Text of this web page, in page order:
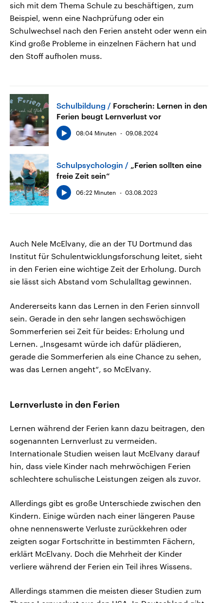
sich mit dem Thema Schule zu beschäftigen, zum
Beispiel, wenn eine Nachprüfung oder ein
Schulwechsel nach den Ferien ansteht oder wenn ein
Kind große Probleme in einzelnen Fächern hat und
den Stoff aufholen muss.
Schulbildung
Forscherin: Lernen in den
Ferien beugt Lernverlust vor
08:04 Minuten 09.08.2024
Schulpsychologin
„Ferien sollten eine
freie Zeit sein“
06:22 Minuten 03.08.2023
Auch Nele McElvany, die an der TU Dortmund das
Institut für Schulentwicklungsforschung leitet, sieht
in den Ferien eine wichtige Zeit der Erholung. Durch
sie lässt sich Abstand vom Schulalltag gewinnen.
Andererseits kann das Lernen in den Ferien sinnvoll
sein. Gerade in den sehr langen sechswöchigen
Sommerferien sei Zeit für beides: Erholung und
Lernen. „Insgesamt würde ich dafür plädieren,
gerade die Sommerferien als eine Chance zu sehen,
was das Lernen angeht“, so McElvany.
Lernverluste in den Ferien
Lernen während der Ferien kann dazu beitragen, den
sogenannten Lernverlust zu vermeiden.
Internationale Studien weisen laut McElvany darauf
hin, dass viele Kinder nach mehrwöchigen Ferien
schlechtere schulische Leistungen zeigen als zuvor.
Allerdings gibt es große Unterschiede zwischen den
Kindern. Einige würden nach einer längeren Pause
ohne nennenswerte Verluste zurückkehren oder
zeigten sogar Fortschritte in bestimmten Fächern,
erklärt McElvany. Doch die Mehrheit der Kinder
verliere während der Ferien ein Teil ihres Wissens.
Allerdings stammen die meisten dieser Studien zum